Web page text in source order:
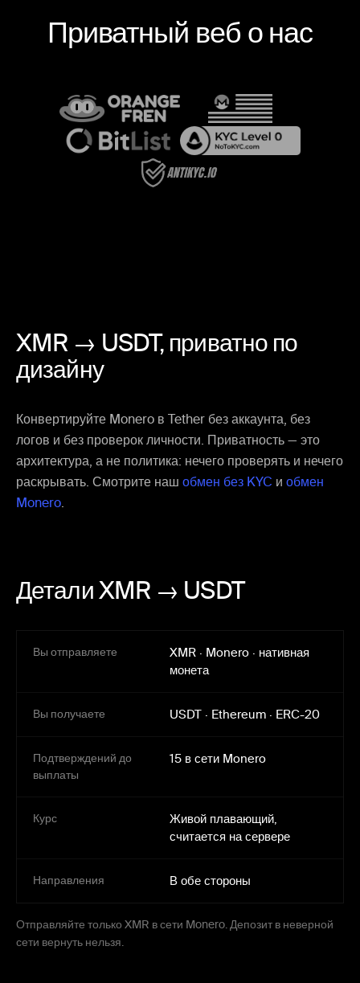
Приватный веб о нас
XMR → USDT, приватно по
дизайну
Конвертируйте Monero в Tether без аккаунта, без
логов и без проверок личности. Приватность — это
архитектура, а не политика: нечего проверять и нечего
раскрывать. Смотрите наш обмен без KYC и обмен
Monero.
Детали XMR → USDT
Вы отправляете XMR · Monero · нативная
монета
Вы получаете USDT · Ethereum · ERC-20
Подтверждений до
выплаты
15 в сети Monero
Курс
Живой плавающий,
считается на сервере
Направления В обе стороны
Отправляйте только XMR в сети Monero. Депозит в неверной
сети вернуть нельзя.